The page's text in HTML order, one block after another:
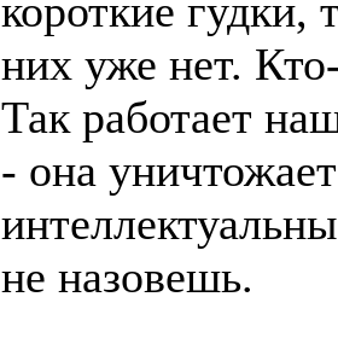
короткие гудки,
них уже нет.
Так работает
- она
не назовешь.